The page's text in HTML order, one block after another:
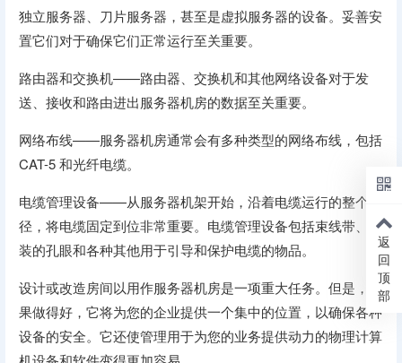
独立服务器、刀片服务器，甚至是虚拟服务器的设备。妥善安
置它们对于确保它们正常运行至关重要。
路由器和交换机——路由器、交换机和其他网络设备对于发
送、接收和路由进出服务器机房的数据至关重要。
网络布线——服务器机房通常会有多种类型的网络布线，包括
CAT-5 和光纤电缆。
电缆管理设备——从服务器机架开始，沿着电缆运行的整个路
径，将电缆固定到位非常重要。电缆管理设备包括束线带、安
装的孔眼和各种其他用于引导和保护电缆的物品。
设计或改造房间以用作服务器机房是一项重大任务。但是，如
果做得好，它将为您的企业提供一个集中的位置，以确保各种
设备的安全。它还使管理用于为您的业务提供动力的物理计算
返
回
顶
部